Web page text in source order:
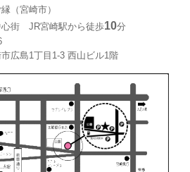
（宮崎市）
心街 JR宮崎駅から徒歩10分
広島1丁目1-3 西山ビル1階